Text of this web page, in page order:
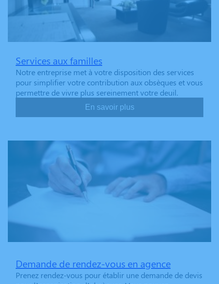
Services aux familles
Notre entreprise met à votre disposition des services
pour simplifier votre contribution aux obsèques et vous
permettre de vivre plus sereinement votre deuil.
En savoir plus
Demande de rendez-vous en agence
Prenez rendez-vous pour établir une demande de devis